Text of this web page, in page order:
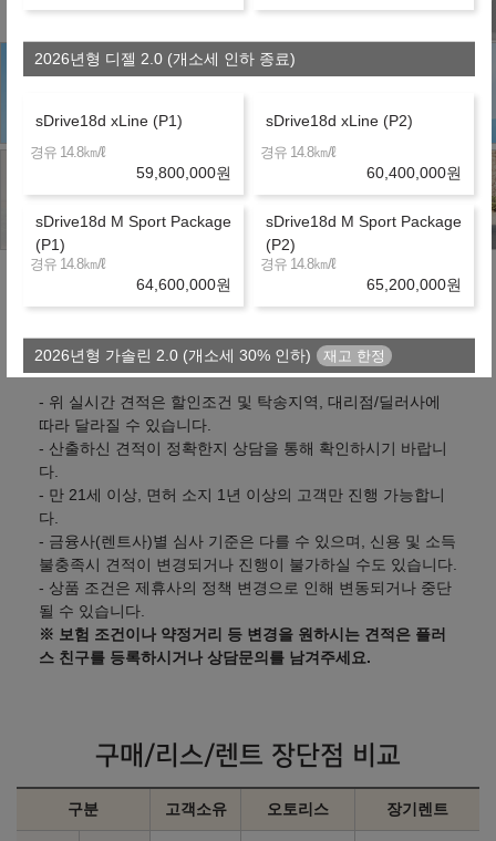
유의사항
- 위 실시간 견적은 할인조건 및 탁송지역, 대리점/딜러사에
따라 달라질 수 있습니다.
- 산출하신 견적이 정확한지 상담을 통해 확인하시기 바랍니
다.
- 만 21세 이상, 면허 소지 1년 이상의 고객만 진행 가능합니
다.
- 금융사(렌트사)별 심사 기준은 다를 수 있으며, 신용 및 소득
불충족시 견적이 변경되거나 진행이 불가하실 수도 있습니다.
- 상품 조건은 제휴사의 정책 변경으로 인해 변동되거나 중단
될 수 있습니다.
※ 보험 조건이나 약정거리 등 변경을 원하시는 견적은 플러
스 친구를 등록하시거나 상담문의를 남겨주세요.
구매/리스/렌트 장단점 비교
구분 고객소유 오토리스 장기렌트
2026년형 디젤 2.0 (개소세 인하 종료)
sDrive18d xLine (P1)
경유 14.8㎞/ℓ
59,800,000원
sDrive18d xLine (P2)
경유 14.8㎞/ℓ
60,400,000원
sDrive18d M Sport Package
(P1)
경유 14.8㎞/ℓ
64,600,000원
sDrive18d M Sport Package
(P2)
경유 14.8㎞/ℓ
65,200,000원
2026년형 가솔린 2.0 (개소세 30% 인하)
xDrive20i xLine
휘발유 10.6㎞/ℓ
휘발유 10.6㎞/ℓ
xDrive20i xLine (P2)
휘발유 10.6 ㎞/ℓ
63,700,000원
휘발유 10.6㎞/ℓ
67,900,000원
xDrive20i M Sport Package
(P1)
휘발유 10.6㎞/ℓ
xDrive20i M Sport Package
(P2)
휘발유 10.6㎞/ℓ
xDrive20i M Sport Package
68,500,000원
xDrive20i M Spt Frozen
Pure Grey Special Edition
70,500,000